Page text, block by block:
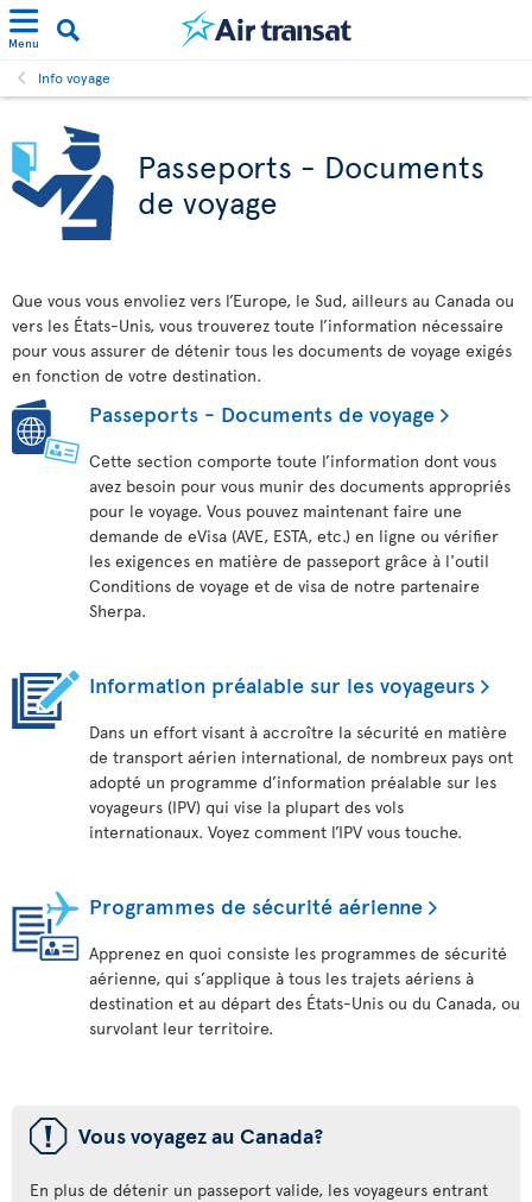
Menu
Info voyage
Passeports - Documents
de voyage
Que vous vous envoliez vers l’Europe, le Sud, ailleurs au Canada ou
vers les États-Unis, vous trouverez toute l’information nécessaire
pour vous assurer de détenir tous les documents de voyage exigés
en fonction de votre destination.
Passeports - Documents de voyage
Cette section comporte toute l’information dont vous
avez besoin pour vous munir des documents appropriés
pour le voyage. Vous pouvez maintenant faire une
demande de eVisa (AVE, ESTA, etc.) en ligne ou vérifier
les exigences en matière de passeport grâce à l'outil
Conditions de voyage et de visa de notre partenaire
Sherpa.
Information préalable sur les voyageurs
Dans un effort visant à accroître la sécurité en matière
de transport aérien international, de nombreux pays ont
adopté un programme d’information préalable sur les
voyageurs (IPV) qui vise la plupart des vols
internationaux. Voyez comment l’IPV vous touche.
Programmes de sécurité aérienne
Apprenez en quoi consiste les programmes de sécurité
aérienne, qui s’applique à tous les trajets aériens à
destination et au départ des États-Unis ou du Canada, ou
survolant leur territoire.
ü Vous voyagez au Canada?
En plus de détenir un passeport valide, les voyageurs entrant